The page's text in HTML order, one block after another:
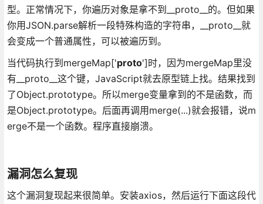
型。正常情况下，你遍历对象是拿不到__proto__的。但如果
你用JSON.parse解析一段特殊构造的字符串，__proto__就
会变成一个普通属性，可以被遍历到。
当代码执行到mergeMap['proto']时，因为mergeMap里没
有__proto__这个键，JavaScript就去原型链上找。结果找到
了Object.prototype。所以merge变量拿到的不是函数，而
是Object.prototype。后面再调用merge(...)就会报错，说m
erge不是一个函数。程序直接崩溃。
漏洞怎么复现
这个漏洞复现起来很简单。安装axios，然后运行下面这段代